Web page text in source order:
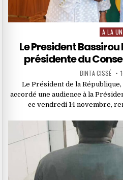
Posted
in
A LA
Le President
présidente du
BINTA CISSÉ
Le Président de la
accordé une audience à la
ce vendredi 14 novembre,